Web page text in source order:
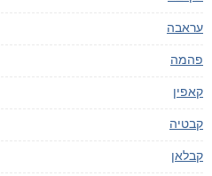
עראבה
פהמה
קאפין
קבטיה
קבלאן